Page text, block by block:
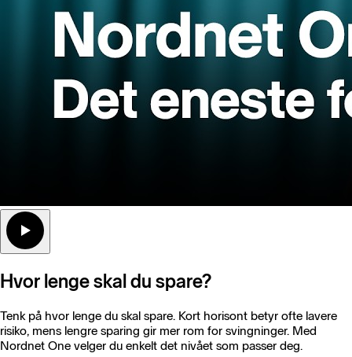
Hvor lenge skal du spare?
Tenk på hvor lenge du skal spare. Kort horisont betyr ofte lavere
risiko, mens lengre sparing gir mer rom for svingninger. Med
Nordnet One velger du enkelt det nivået som passer deg.